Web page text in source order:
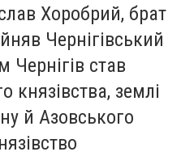
Хоробрий, брат
Чернігівський
став
князівства, землі
й Азовського